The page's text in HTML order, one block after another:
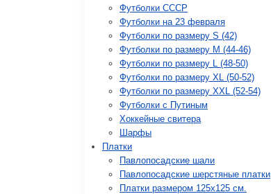
Футболки СССР
Футболки на 23 февраля
Футболки по размеру S (42)
Футболки по размеру М (44-46)
Футболки по размеру L (48-50)
Футболки по размеру XL (50-52)
Футболки по размеру XXL (52-54)
Футболки с Путиным
Хоккейные свитера
Шарфы
Платки
Павлопосадские шали
Павлопосадские шерстяные платки
Платки размером 125х125 см.